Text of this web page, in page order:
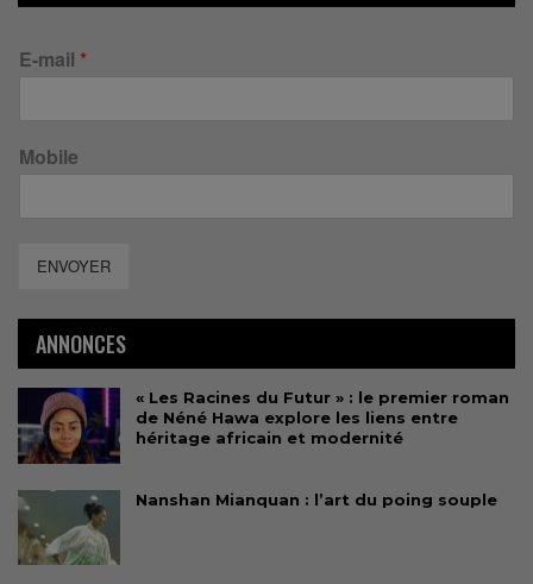
E-mail *
Mobile
ENVOYER
ANNONCES
« Les Racines du Futur » : le premier roman
de Néné Hawa explore les liens entre
héritage africain et modernité
Nanshan Mianquan : l’art du poing souple